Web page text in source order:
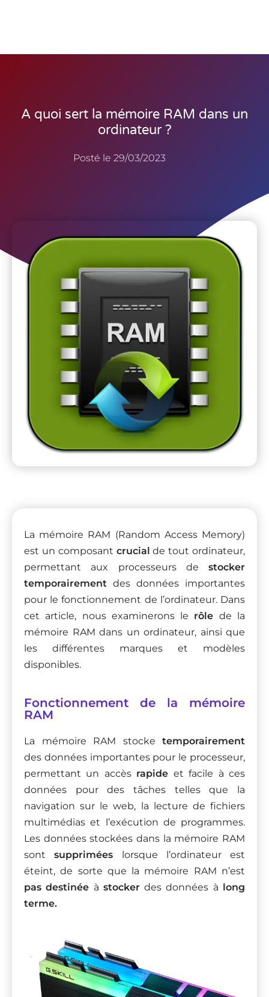
A quoi sert la mémoire RAM dans un
ordinateur ?
Posté le 29/03/2023
La mémoire RAM (Random Access Memory)
est un composant crucial de tout ordinateur,
permettant aux processeurs de stocker
temporairement des données importantes
pour le fonctionnement de l’ordinateur. Dans
cet article, nous examinerons le rôle de la
mémoire RAM dans un ordinateur, ainsi que
les différentes marques et modèles
disponibles.
Fonctionnement de la mémoire
RAM
La mémoire RAM stocke temporairement
des données importantes pour le processeur,
permettant un accès rapide et facile à ces
données pour des tâches telles que la
navigation sur le web, la lecture de fichiers
multimédias et l’exécution de programmes.
Les données stockées dans la mémoire RAM
sont supprimées lorsque l’ordinateur est
éteint, de sorte que la mémoire RAM n’est
pas destinée à stockerdes données à long
terme.